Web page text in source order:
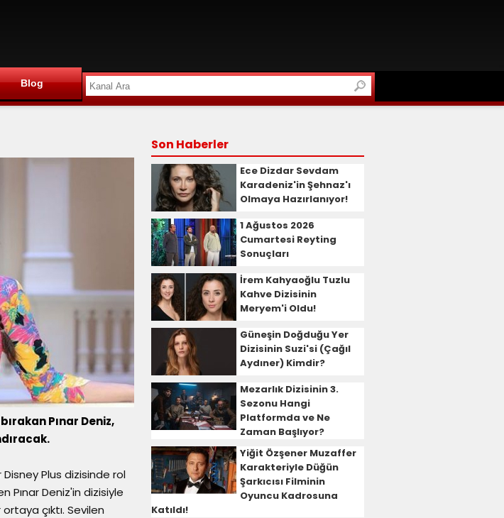
Blog
Pınar Deniz,
Disney Plus dizisinde rol
Pınar Deniz'in dizisiyle
çıktı. Sevilen
Son Haberler
Ece Dizdar Sevdam
Karadeniz'in Şehnaz'ı
Olmaya Hazırlanıyor!
1 Ağustos 2026
Cumartesi Reyting
Sonuçları
İrem Kahyaoğlu Tuzlu
Kahve Dizisinin
Meryem'i Oldu!
Güneşin Doğduğu Yer
Dizisinin Suzi'si (Çağıl
Aydıner) Kimdir?
Mezarlık Dizisinin 3.
Sezonu Hangi
Platformda ve Ne
Zaman Başlıyor?
Yiğit Özşener Muzaffer
Karakteriyle Düğün
Şarkıcısı Filminin
Oyuncu Kadrosuna
Katıldı!